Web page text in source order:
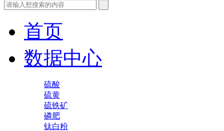
首页
数据中心
硫酸
硫黄
硫铁矿
磷肥
钛白粉